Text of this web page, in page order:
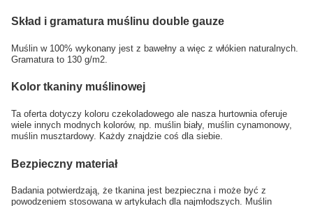
Skład i gramatura muślinu double gauze
Muślin w 100% wykonany jest z bawełny a więc z włókien naturalnych.
Gramatura to 130 g/m2.
Kolor tkaniny muślinowej
Ta oferta dotyczy koloru czekoladowego ale nasza hurtownia oferuje
wiele innych modnych kolorów, np. muślin biały, muślin cynamonowy,
muślin musztardowy. Każdy znajdzie coś dla siebie.
Bezpieczny materiał
Badania potwierdzają, że tkanina jest bezpieczna i może być z
powodzeniem stosowana w artykułach dla najmłodszych. Muślin